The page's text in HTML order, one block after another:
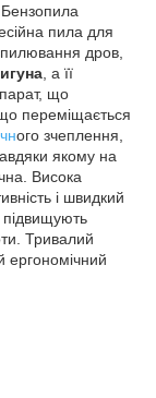
пила для
дров,
, а її
що
переміщається
ого зчеплення,
якому на
Висока
і швидкий
підвищують
Тривалий
ергономічний